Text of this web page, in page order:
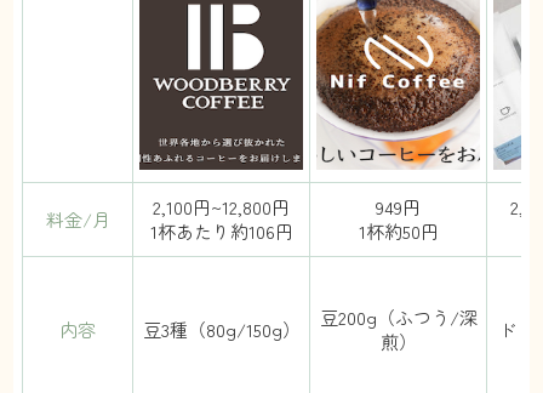
料金/月
2,100円~12,800円
1杯あたり約106円
949円
1杯約50円
内容 豆3種（80g/150g）
豆200g（ふつう/深
煎）
ド